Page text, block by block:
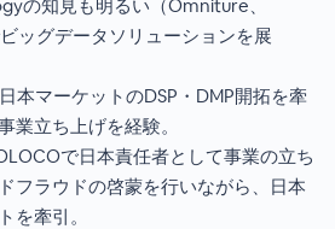
の知見も明るい（Omniture、
ッグデータソリューションを展
本マーケットのDSP・DMP開拓を牽
業立ち上げを経験。
で日本責任者として事業の立ち
フラウドの啓蒙を行いながら、日本
を牽引。